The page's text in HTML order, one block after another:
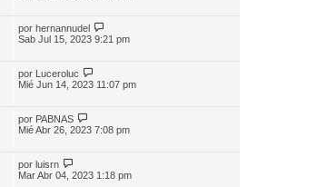
por hernannudel
Sab Jul 15, 2023 9:21 pm
por Luceroluc
Mié Jun 14, 2023 11:07 pm
por PABNAS
Mié Abr 26, 2023 7:08 pm
por luisrn
Mar Abr 04, 2023 1:18 pm